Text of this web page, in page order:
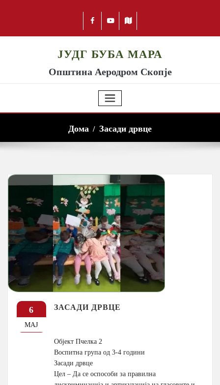
ЈУДГ БУБА МАРА
Општина Аеродром Скопје
Дома Засади дрвце
6
МАЈ
ЗАСАДИ ДРВЦЕ
Објект Пчелка 2
Воспитна група од 3-4 години
Засади дрвце
Цел – Да се оспособи за правилна